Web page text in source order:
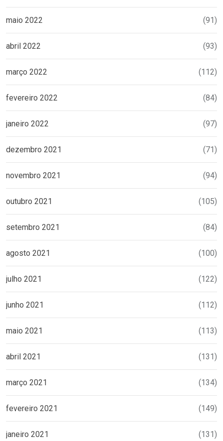
maio 2022 (91)
abril 2022 (93)
março 2022 (112)
fevereiro 2022 (84)
janeiro 2022 (97)
dezembro 2021 (71)
novembro 2021 (94)
outubro 2021 (105)
setembro 2021 (84)
agosto 2021 (100)
julho 2021 (122)
junho 2021 (112)
maio 2021 (113)
abril 2021 (131)
março 2021 (134)
fevereiro 2021 (149)
janeiro 2021 (131)